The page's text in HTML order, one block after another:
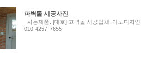
파벽돌 시공사진
사용제품: [대호] 고벽돌 시공업체: 이노디자인
010-4257-7655